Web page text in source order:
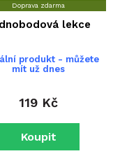
Doprava zdarma
lekce
produkt - můžete
mít už dnes
119 Kč